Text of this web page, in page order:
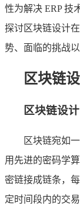
性为解决 ERP 技
探讨区块链设计在
势、面临的挑战
区块链
区块链设计
区块链宛如
用先进的密码学
密链接成链条，
定时间段内的交